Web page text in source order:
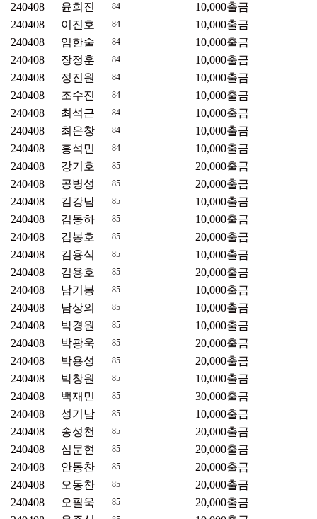
240408
윤희진 84 10,000출금
240408
이진호 84 10,000출금
240408
임한술 84 10,000출금
240408
장정훈 84 10,000출금
240408
정진원 84 10,000출금
240408
조수진 84 10,000출금
240408
최석근 84 10,000출금
240408
최은창 84 10,000출금
240408
홍석민 84 10,000출금
240408
강기호 85 20,000출금
240408
공병성 85 20,000출금
240408
김강남 85 10,000출금
240408
김동하 85 10,000출금
240408
김봉호 85 20,000출금
240408
김용식 85 10,000출금
240408
김용호 85 20,000출금
240408
남기봉 85 10,000출금
240408
남상의 85 10,000출금
240408
박경원 85 10,000출금
240408
박광욱 85 20,000출금
240408
박용성 85 20,000출금
240408
박창원 85 10,000출금
240408
백재민 85 30,000출금
240408
성기남 85 10,000출금
240408
송성천 85 20,000출금
240408
심문현 85 20,000출금
240408
안동찬 85 20,000출금
240408
오동찬 85 20,000출금
240408
오필욱 85 20,000출금